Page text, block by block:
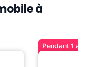
à
Pendant 1